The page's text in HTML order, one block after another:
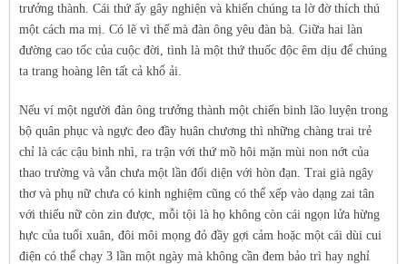
trưởng thành. Cái thứ ấy gây nghiện và khiến chúng ta lờ đờ thích thú
một cách ma mị. Có lẽ vì thế mà đàn ông yêu đàn bà. Giữa hai làn
đường cao tốc của cuộc đời, tình là một thứ thuốc độc êm dịu để chúng
ta trang hoàng lên tất cả khổ ải.
Nếu ví một người đàn ông trưởng thành một chiến binh lão luyện trong
bộ quân phục và ngực đeo đầy huân chương thì những chàng trai trẻ
chỉ là các cậu binh nhì, ra trận với thứ mồ hôi mặn mùi non nớt của
thao trường và vẫn chưa một lần đối diện với hòn đạn. Trai già ngây
thơ và phụ nữ chưa có kinh nghiệm cũng có thể xếp vào dạng zai tân
với thiếu nữ còn zin được, mỗi tội là họ không còn cái ngọn lửa hừng
hực của tuổi xuân, đôi môi mọng đỏ đầy gợi cảm hoặc một cái dùi cui
điện có thể chạy 3 lần một ngày mà không cần đem bảo trì hay nghỉ